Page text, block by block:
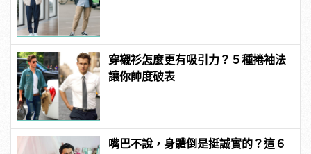
穿襯衫怎麼更有吸引力？５種捲袖法
讓你帥度破表
嘴巴不說，身體倒是挺誠實的？這６